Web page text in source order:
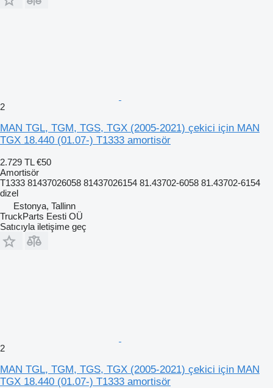
2
MAN TGL, TGM, TGS, TGX (2005-2021) çekici için MAN
TGX 18.440 (01.07-) T1333 amortisör
2.729 TL €50
Amortisör
T1333 81437026058 81437026154 81.43702-6058 81.43702-6154
dizel
Estonya, Tallinn
TruckParts Eesti OÜ
Satıcıyla iletişime geç
2
MAN TGL, TGM, TGS, TGX (2005-2021) çekici için MAN
TGX 18.440 (01.07-) T1333 amortisör